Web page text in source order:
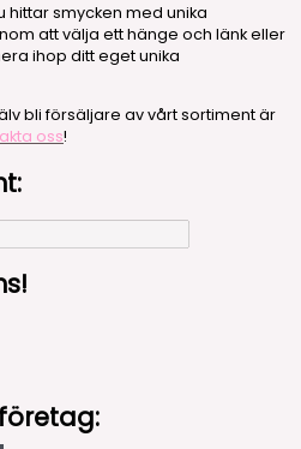
hittar smycken med unika
att välja ett hänge och länk eller
ihop ditt eget unika
bli försäljare av vårt sortiment är
oss!